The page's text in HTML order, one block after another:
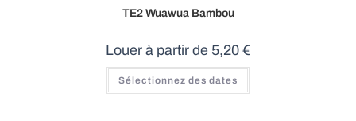
TE2 Wuawua Bambou
Louer à partir de 5,20 €
Sélectionnez des dates
Ce
a